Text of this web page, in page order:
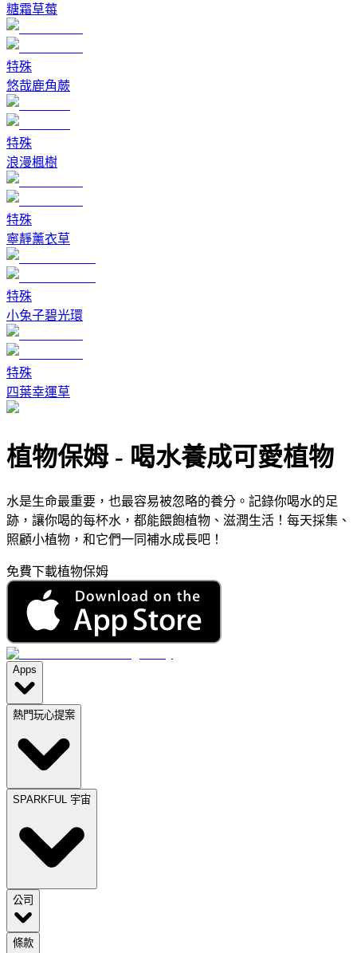
糖霜草莓
特殊
悠哉鹿角蕨
特殊
浪漫楓樹
特殊
寧靜薰衣草
特殊
小兔子碧光環
特殊
四葉幸運草
植物保姆 - 喝水養成可愛植物
水是生命最重要，也最容易被忽略的養分。記錄你喝水的足
跡，讓你喝的每杯水，都能餵飽植物、滋潤生活！每天採集、
照顧小植物，和它們一同補水成長吧！
免費下載植物保姆
Apps
熱門玩心提案
SPARKFUL 宇宙
公司
條款